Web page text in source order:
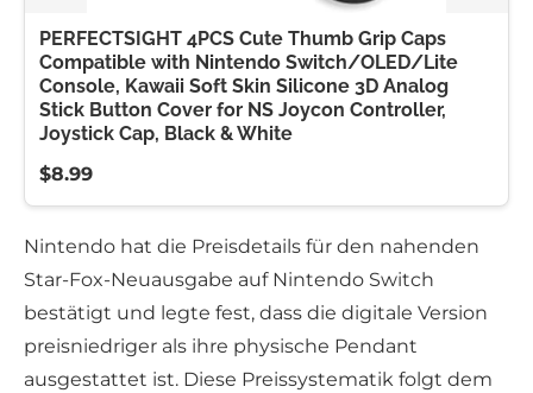
PERFECTSIGHT 4PCS Cute Thumb Grip Caps
Compatible with Nintendo Switch/OLED/Lite
Console, Kawaii Soft Skin Silicone 3D Analog
Stick Button Cover for NS Joycon Controller,
Joystick Cap, Black & White
$8.99
Nintendo hat die Preisdetails für den nahenden
Star-Fox-Neuausgabe auf Nintendo Switch
bestätigt und legte fest, dass die digitale Version
preisniedriger als ihre physische Pendant
ausgestattet ist. Diese Preissystematik folgt dem